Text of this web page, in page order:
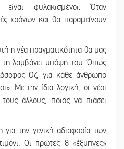
είναι φυλακισμένοι. Όταν
χρόνων και θα παραμείνουν
η νέα πραγματικότητα θα μας
τη λαμβάνει υπόψη του. Όπως
Οζ, για κάθε άνθρωπο
Με την ίδια λογική, οι νέοι
άλλους, ποιος να πιάσει
για την γενική αδιαφορία των
Οι πρώτες 8 «έξυπνες»